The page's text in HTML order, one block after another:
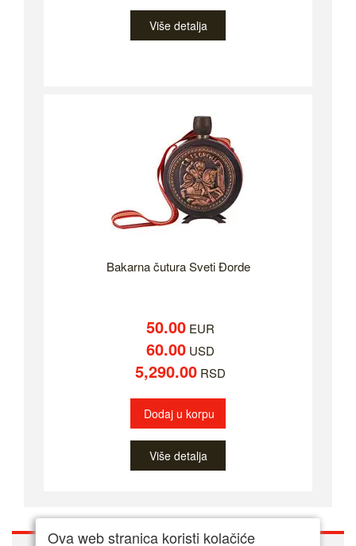
Više detalja
Bakarna čutura Sveti Đorde
50.00EUR
60.00USD
5,290.00RSD
Dodaj u korpu
Više detalja
Ova web stranica koristi kolačiće